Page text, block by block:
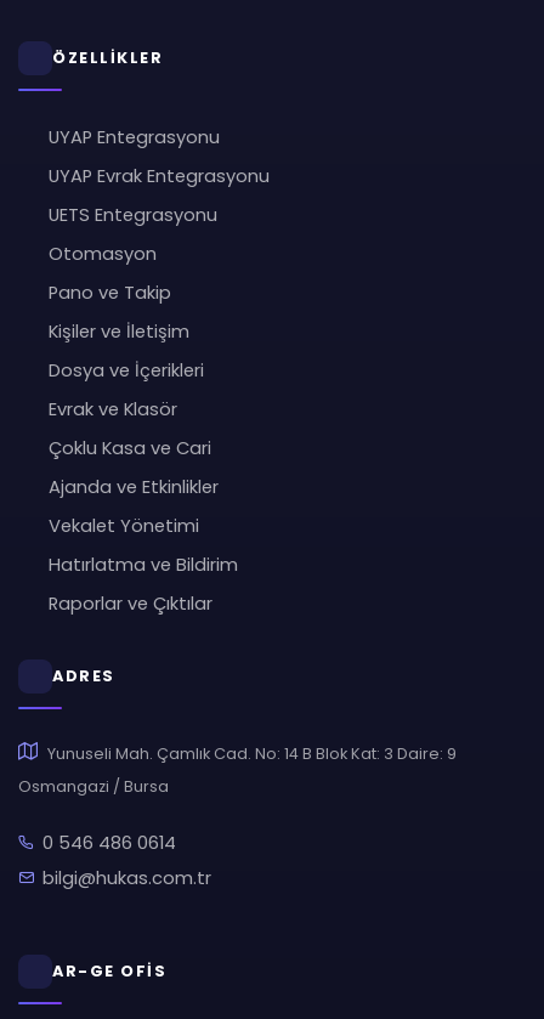
ÖZELLİKLER
UYAP Entegrasyonu
UYAP Evrak Entegrasyonu
UETS Entegrasyonu
Otomasyon
Pano ve Takip
Kişiler ve İletişim
Dosya ve İçerikleri
Evrak ve Klasör
Çoklu Kasa ve Cari
Ajanda ve Etkinlikler
Vekalet Yönetimi
Hatırlatma ve Bildirim
Raporlar ve Çıktılar
ADRES
Yunuseli Mah. Çamlık Cad. No: 14 B Blok Kat: 3 Daire: 9
Osmangazi / Bursa
0 546 486 0614
bilgi@hukas.com.tr
AR-GE OFİS